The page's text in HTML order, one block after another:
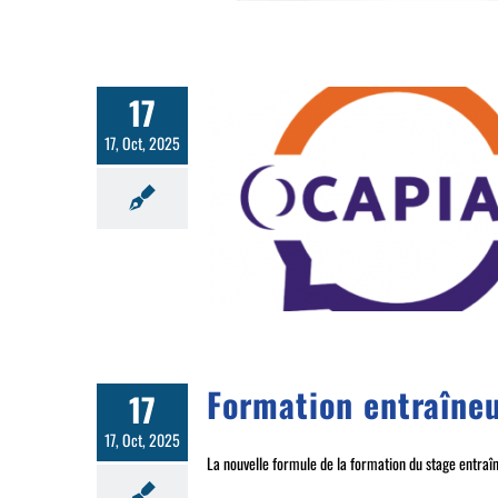
17
17, Oct, 2025
17
17, Oct, 2025
Formation
La nouvelle formule de la formation du stage